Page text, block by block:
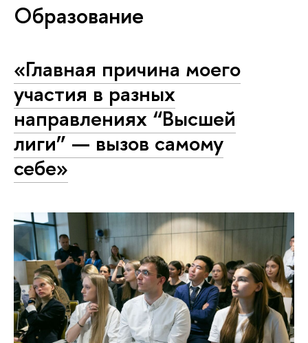
Образование
«Главная причина моего
участия в разных
направлениях “Высшей
лиги” — вызов самому
себе»